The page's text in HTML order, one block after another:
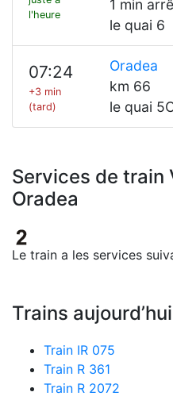
l'heure
1 min
le quai 6
07:24
+3 min
(tard)
Oradea
km 66
le quai
Services de train
Oradea
Le train a les services
Trains aujourd’hui
Train IR 075
Train R 361
Train R 2072